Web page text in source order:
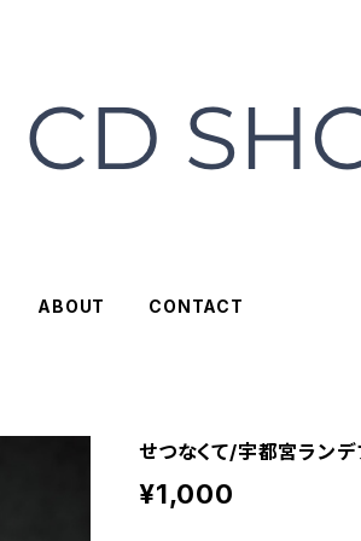
ABOUT CONTACT
せつなくて/宇都宮ランデ
¥1,000